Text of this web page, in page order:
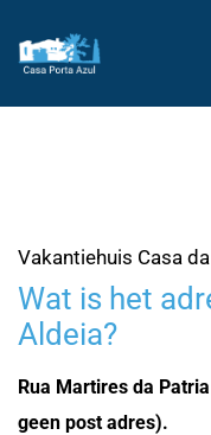
Vakantiehuis Casa
Wat is het
Aldeia?
Rua Martires da
geen post adres).